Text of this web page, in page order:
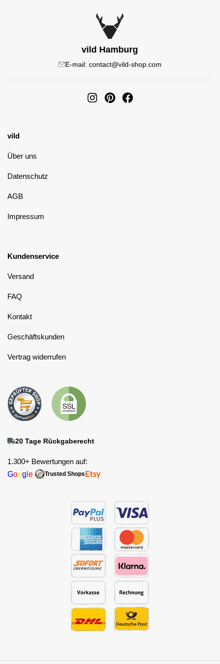
vild Hamburg
E-mail: contact@vild-shop.com
vild
Über uns
Datenschutz
AGB
Impressum
Kundenservice
Versand
FAQ
Kontakt
Geschäftskunden
Vertrag widerrufen
20 Tage Rückgaberecht
1.300+ Bewertungen auf:
Goog e Trusted Shops Etsy